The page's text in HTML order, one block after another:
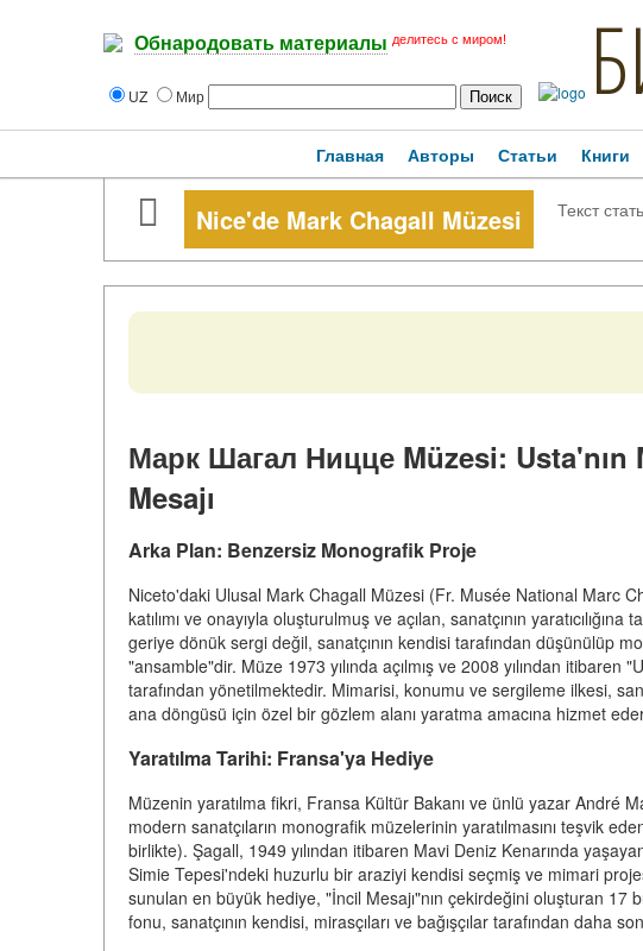
Обнародовать материалы делитесь с миром!
UZ Мир
Главная Авторы Статьи Книги
Nice'de Mark Chagall Müzesi Текст
Марк Шагал Ницце Müzesi: Usta'nın
Mesajı
Arka Plan: Benzersiz Monografik Proje
Niceto'daki Ulusal Mark Chagall Müzesi (Fr. Musée National Marc
katılımı ve onayıyla oluşturulmuş ve açılan, sanatçının
geriye dönük sergi değil, sanatçının kendisi tarafından düşünülüp
"ansamble"dir. Müze 1973 yılında açılmış ve 2008 yılından
tarafından yönetilmektedir. Mimarisi, konumu ve sergileme ilkesi,
ana döngüsü için özel bir gözlem alanı yaratma amacına hizmet
Yaratılma Tarihi: Fransa'ya Hediye
Müzenin yaratılma fikri, Fransa Kültür Bakanı ve ünlü yazar André
modern sanatçıların monografik müzelerinin yaratılmasını teşvik
birlikte). Şagall, 1949 yılından itibaren Mavi Deniz Kenarında
Simie Tepesi'ndeki huzurlu bir araziyi kendisi seçmiş ve mimari
sunulan en büyük hediye, "İncil Mesajı"nın çekirdeğini oluşturan
fonu, sanatçının kendisi, mirasçıları ve bağışçılar tarafından daha